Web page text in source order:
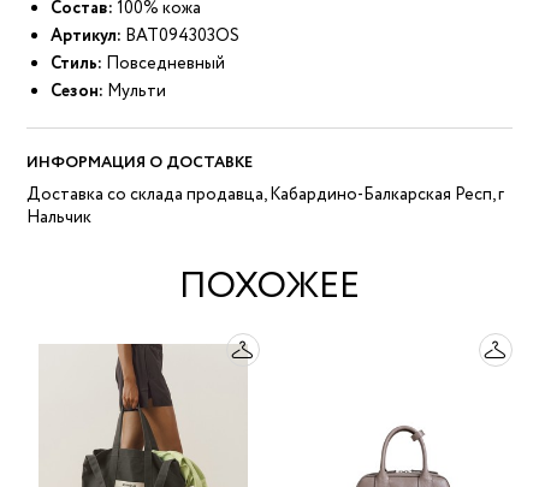
Состав: 100% кожа
Артикул: BAT094303OS
Стиль: Повседневный
Сезон: Мульти
ИНФОРМАЦИЯ О ДОСТАВКЕ
Доставка со склада продавца, Кабардино-Балкарская Респ, г
Нальчик
ПОХОЖЕЕ